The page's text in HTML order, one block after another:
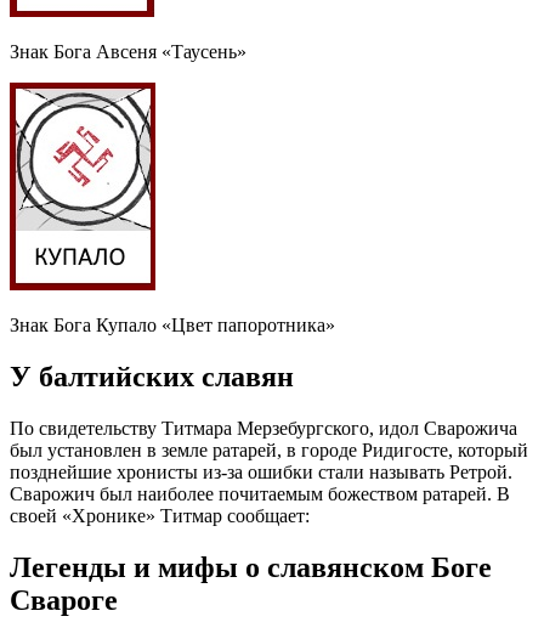
Знак Бога Авсеня «Таусень»
Знак Бога Купало «Цвет папоротника»
У балтийских славян
По свидетельству Титмара Мерзебургского, идол Сварожича
был установлен в земле ратарей, в городе Ридигосте, который
позднейшие хронисты из-за ошибки стали называть Ретрой.
Сварожич был наиболее почитаемым божеством ратарей. В
своей «Хронике» Титмар сообщает:
Легенды и мифы о славянском Боге
Свароге